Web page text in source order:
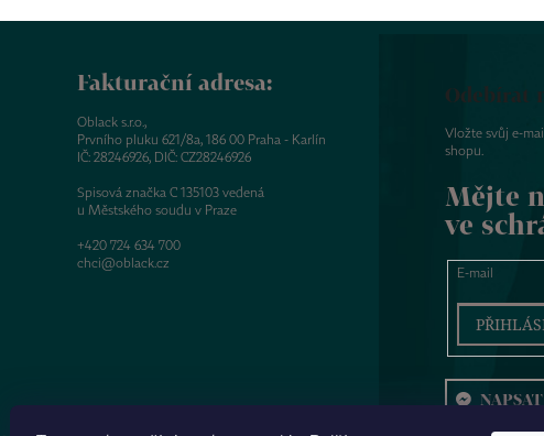
Fakturační adresa:
Oblack s.r.o.,
Prvního pluku 621/8a, 186 00 Praha - Karlín
IČ: 28246926, DIČ: CZ28246926
Spisová značka C 135103 vedená
u Městského soudu v Praze
+420 724 634 700
chci@oblack.cz
Odebírat
Vložte svůj e-
shopu.
Mějte
ve
E-mail